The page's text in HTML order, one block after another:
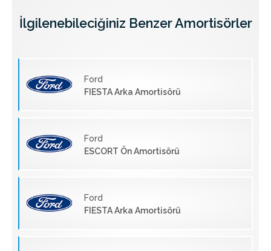
İlgilenebileciğiniz Benzer Amortisörler
Ford
FIESTA Arka Amortisörü
Ford
ESCORT Ön Amortisörü
Ford
FIESTA Arka Amortisörü